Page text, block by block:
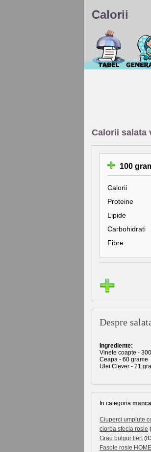
Calorii
Calorii salata
100
Calorii
Proteine
Lipide
Carbohidrati
Fibre
Despre
Ingrediente:
Vinete coapte -
Ceapa - 60 grame
Ulei Clever - 21
In categoria
Ciuperci umplute
ciorba sfecla rosie
Grau bulgur fiert
Fasole rosie